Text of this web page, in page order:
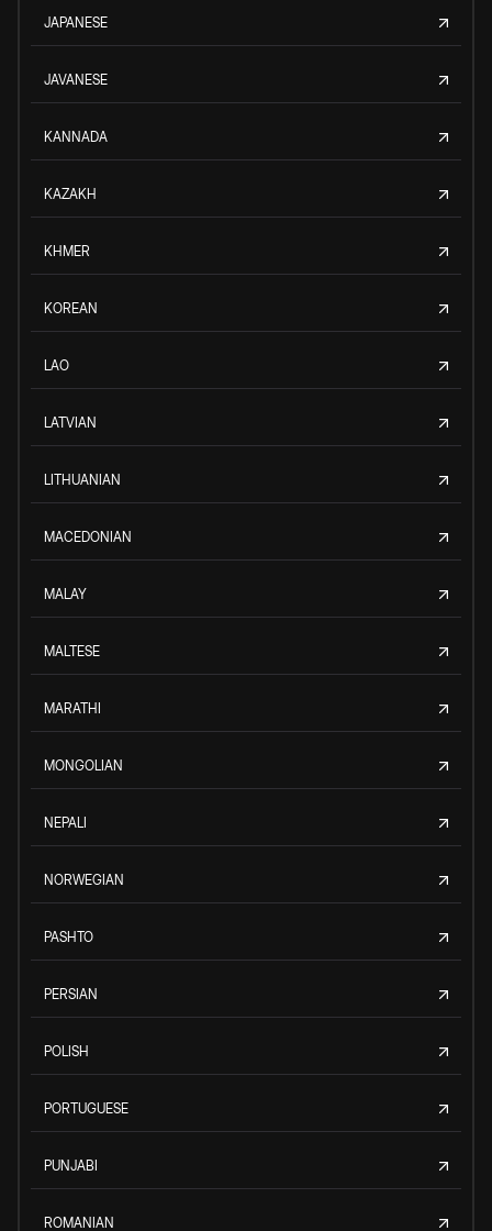
JAPANESE
JAVANESE
KANNADA
KAZAKH
KHMER
KOREAN
LAO
LATVIAN
LITHUANIAN
MACEDONIAN
MALAY
MALTESE
MARATHI
MONGOLIAN
NEPALI
NORWEGIAN
PASHTO
PERSIAN
POLISH
PORTUGUESE
PUNJABI
ROMANIAN